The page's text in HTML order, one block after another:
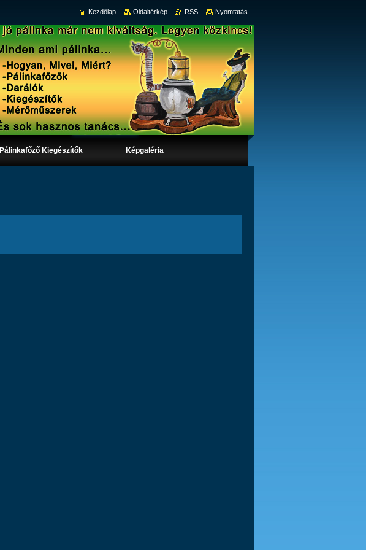
Pálinkafőző Kiegészítők Képgaléria
Kezdőlap Oldaltérkép RSS Nyomtatás